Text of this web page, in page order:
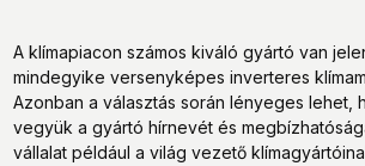
A klímapiacon számos kiváló gyártó van
mindegyike versenyképes inverteres
Azonban a választás során lényeges lehet,
vegyük a gyártó hírnevét és
vállalat például a világ vezető